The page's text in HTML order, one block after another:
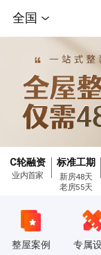
全国
C轮融资
业内首家
标准工期
新房48天
老房55天
整屋案例 专属